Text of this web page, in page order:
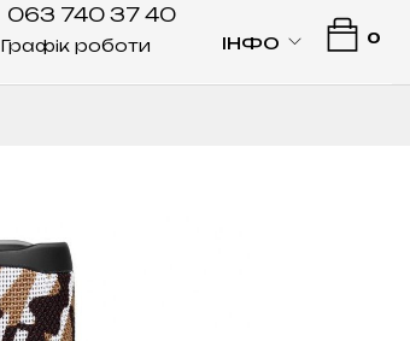
0
ІНФО
063 740 37 40
Графік роботи